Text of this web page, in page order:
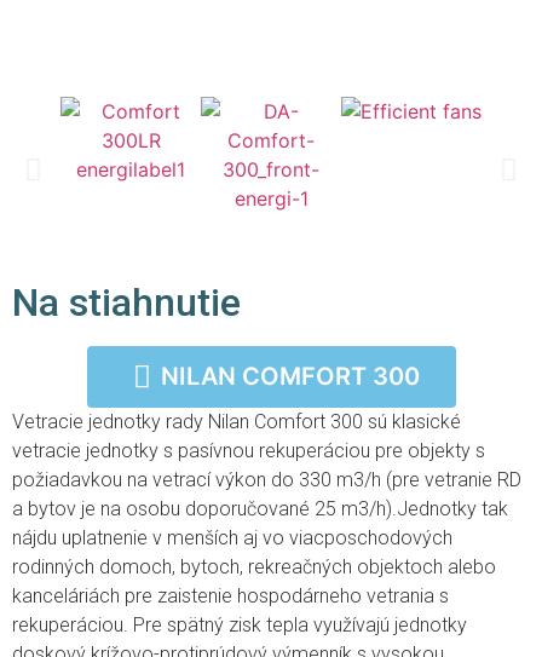
Na stiahnutie
NILAN COMFORT 300
NILAN COMFORT 300
Vetracie jednotky rady Nilan Comfort 300 sú klasické
vetracie jednotky s pasívnou rekuperáciou pre objekty s
požiadavkou na vetrací výkon do 330 m3/h (pre vetranie RD
a bytov je na osobu doporučované 25 m3/h).Jednotky tak
nájdu uplatnenie v menších aj vo viacposchodových
rodinných domoch, bytoch, rekreačných objektoch alebo
kanceláriách pre zaistenie hospodárneho vetrania s
rekuperáciou. Pre spätný zisk tepla využívajú jednotky